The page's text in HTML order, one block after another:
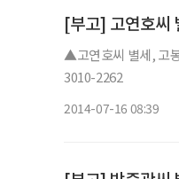
[부고] 고연호씨
▲고연호씨 별세, 고
3010-2262
2014-07-16 08:39